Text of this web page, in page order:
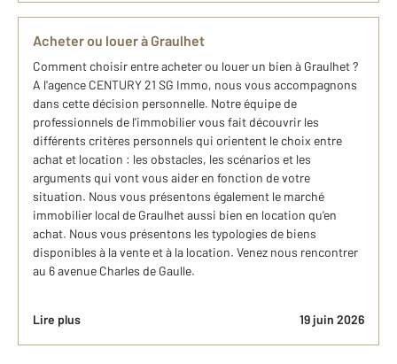
Acheter ou louer à Graulhet
Comment choisir entre acheter ou louer un bien à Graulhet ?
A l'agence CENTURY 21 SG Immo, nous vous accompagnons
dans cette décision personnelle. Notre équipe de
professionnels de l'immobilier vous fait découvrir les
différents critères personnels qui orientent le choix entre
achat et location : les obstacles, les scénarios et les
arguments qui vont vous aider en fonction de votre
situation. Nous vous présentons également le marché
immobilier local de Graulhet aussi bien en location qu'en
achat. Nous vous présentons les typologies de biens
disponibles à la vente et à la location. Venez nous rencontrer
au 6 avenue Charles de Gaulle.
Lire plus 19 juin 2026